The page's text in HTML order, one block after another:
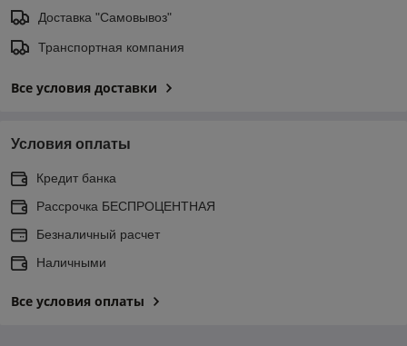
Доставка "Самовывоз"
Транспортная компания
Все условия доставки
Условия оплаты
Кредит банка
Рассрочка БЕСПРОЦЕНТНАЯ
Безналичный расчет
Наличными
Все условия оплаты